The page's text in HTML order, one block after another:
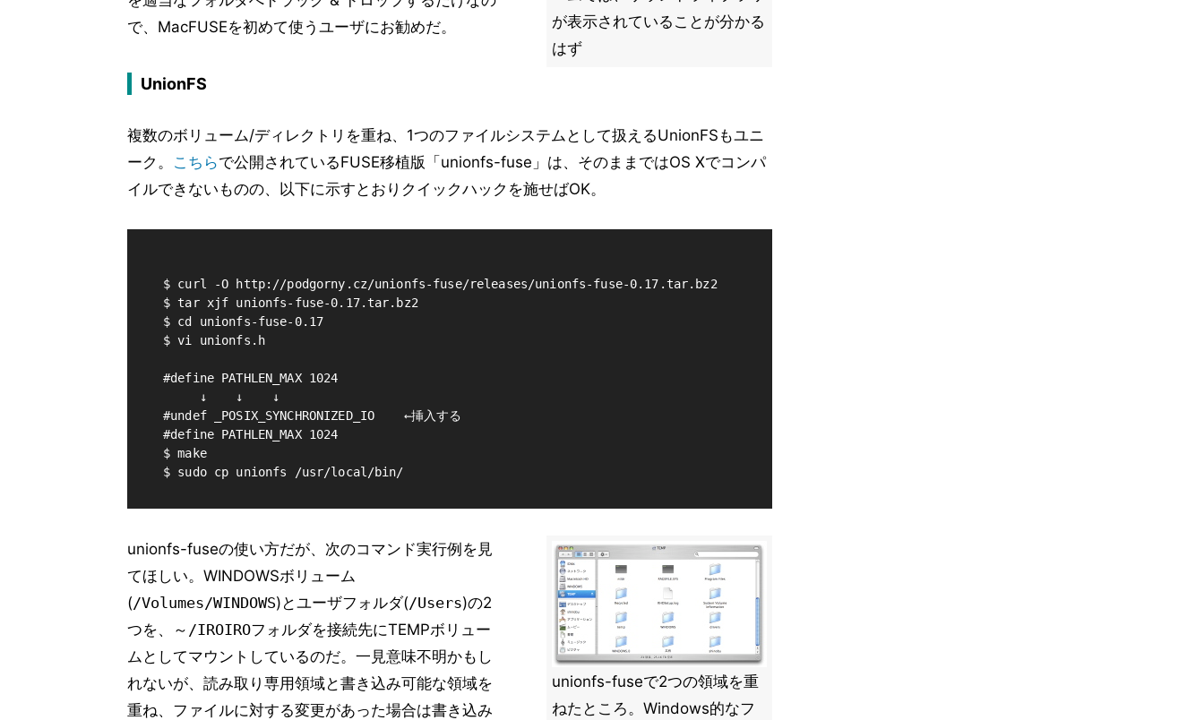
が表示されていることが分かる
はず
で、MacFUSEを初めて使うユーザにお勧めだ。
UnionFS
複数のボリューム/ディレクトリを重ね、1つのファイルシステムとして扱えるUnionFSもユニ
ーク。 こちらで公開されているFUSE移植版「unionfs-fuse」は、そのままではOS Xでコンパ
イルできないものの、以下に示すとおりクイックハックを施せばOK。
$ curl -O http://podgorny.cz/unionfs-fuse/releases/unionfs-fuse-0.17.tar.bz2
$ tar xjf unionfs-fuse-0.17.tar.bz2
$ cd unionfs-fuse-0.17
$ vi unionfs.h
#define PATHLEN_MAX 1024
     ↓    ↓    ↓
#undef _POSIX_SYNCHRONIZED_IO    ←挿入する
#define PATHLEN_MAX 1024
$ make
unionfs-fuseで2つの領域を重
ねたところ。Windows的なフ
unionfs-fuseの使い方だが、次のコマンド実行例を見
てほしい。WINDOWSボリューム
(/Volumes/WINDOWS)とユーザフォルダ(/Users)の2
つを、
～/IROIROフォルダを接続先にTEMPボリュー
ムとしてマウントしているのだ。一見意味不明かもし
れないが、読み取り専用領域と書き込み可能な領域を
重ね、ファイルに対する変更があった場合は書き込み